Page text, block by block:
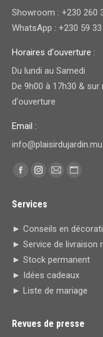
Showroom : +230 260
WhatsApp : +230 59
Horaires d'ouverture :
Du lundi au Samedi
De 9h00 à 17h30 &
d'ouverture
Email :
info@plaisirdujardin.mu
Trouvez nous sur :
Facebook
opens
in
new
window
Instagram
opens
new
window
E-
opens
in
window
Site
opens
Services
► Conseils en
► Service de livraison
► Stock permanent
► Idées cadeaux
► Liste de mariage
Revues de presse